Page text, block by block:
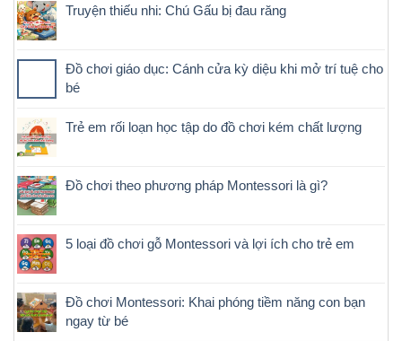
Truyện thiếu nhi: Chú Gấu bị đau răng
Đồ chơi giáo dục: Cánh cửa kỳ diệu khi mở trí tuệ cho
bé
Trẻ em rối loạn học tập do đồ chơi kém chất lượng
Đồ chơi theo phương pháp Montessori là gì?
5 loại đồ chơi gỗ Montessori và lợi ích cho trẻ em
Đồ chơi Montessori: Khai phóng tiềm năng con bạn
ngay từ bé